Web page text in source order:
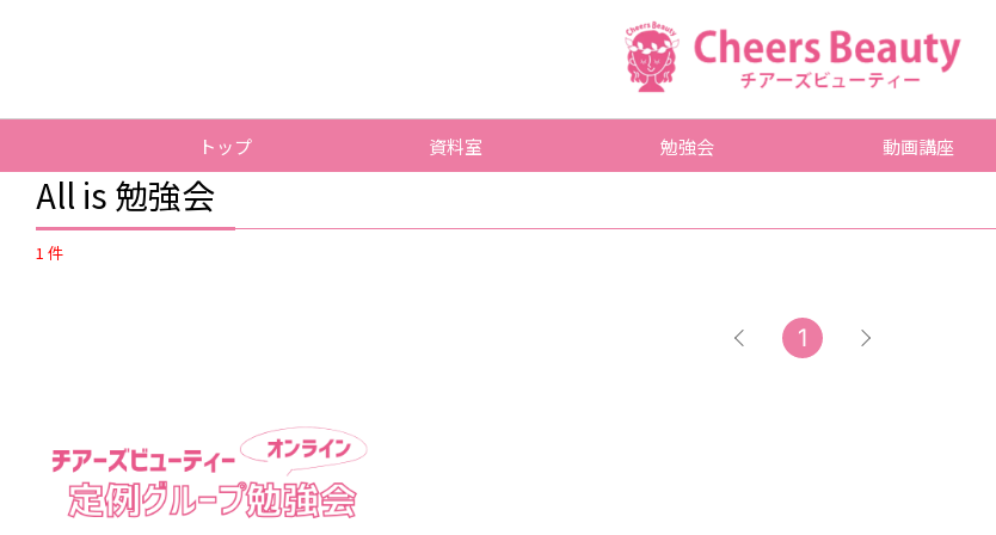
トップ 資料室 勉強会 動画講座
All is 勉強会
All is 勉強会
1 件
1